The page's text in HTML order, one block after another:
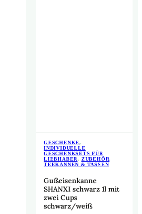
GESCHENKE,
INDIVIDUELLE
GESCHENKSETS FÜR
LIEBHABER, ZUBEHÖR,
TEEKANNEN & TASSEN
Gußeisenkanne
SHANXI schwarz 1l mit
zwei Cups
schwarz/weiß